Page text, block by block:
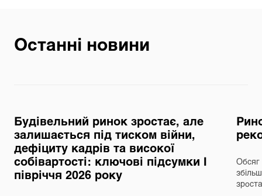
Останні новини
Будівельний ринок зростає, але
залишається під тиском війни,
дефіциту кадрів та високої
собівартості: ключові підсумки І
півріччя 2026 року
Обсяг